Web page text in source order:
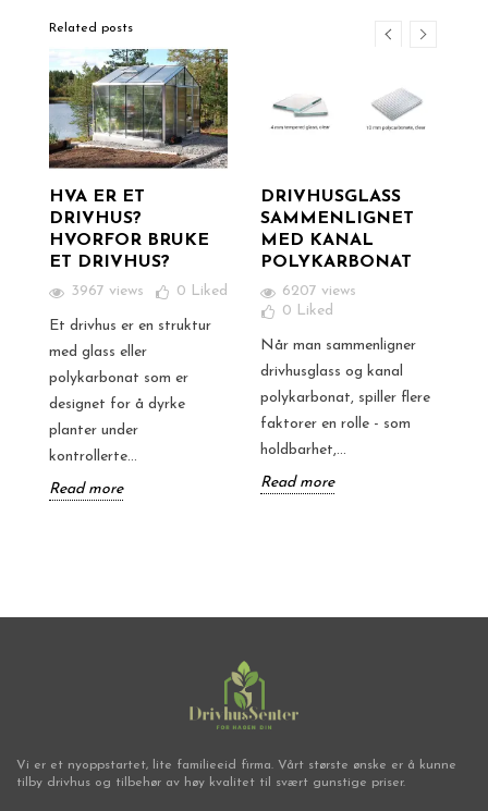
Related posts
HVA ER ET
DRIVHUS?
HVORFOR BRUKE
ET DRIVHUS?
3967 views 0 Liked
Et drivhus er en struktur
med glass eller
polykarbonat som er
designet for å dyrke
planter under
kontrollerte...
Read more
DRIVHUSGLASS
SAMMENLIGNET
MED KANAL
POLYKARBONAT
6207 views
0 Liked
Når man sammenligner
drivhusglass og kanal
polykarbonat, spiller flere
faktorer en rolle - som
holdbarhet,...
Read more
Vi er et nyoppstartet, lite familieeid firma. Vårt største ønske er å kunne
tilby drivhus og tilbehør av høy kvalitet til svært gunstige priser.